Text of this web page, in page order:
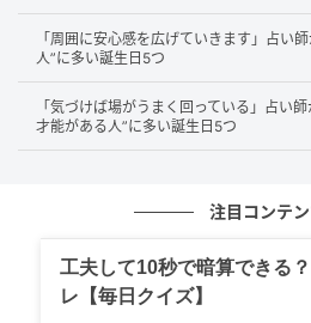
つまずきの中から次の可
軟な視点を育てる「10日生
10日生まれの人は、出来事を
が多いでしょう。計画どおりに
可能性を探し始めます。その柔
って行動する人として見られま
して学ぶ姿勢があります。失敗
「周囲に安心感を広げていきます」占い
人”に多い誕生日5つ
「気づけば場がうまく回っている」占い
才能がある人”に多い誕生日5つ
注目コンテ
工夫して10秒で暗算できる
レ【毎日クイズ】